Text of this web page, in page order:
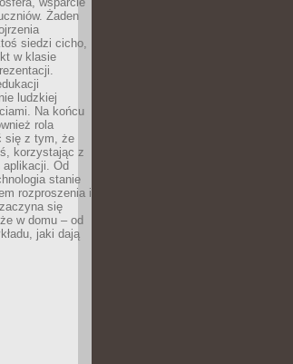
Żaden
siedzi cicho,
w klasie
ludzkiej
Na końcu
rola
się z tym, że
korzystając z
aplikacji. Od
stanie
rozproszenia i
się
w domu – od
jaki dają